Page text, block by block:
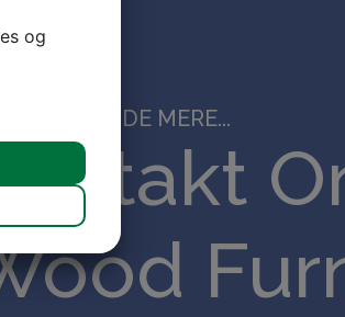
DU VIL VIDE MERE...
og